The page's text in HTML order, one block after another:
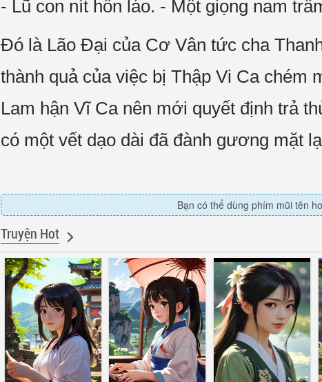
- Lũ con nít hỗn láo. - Một giọng nam
Đó là Lão Đại của Cơ Vân tức cha
thành quả của việc bị Thập Vi Ca chém
Lam hận Vĩ Ca nên mới quyết định trả
có một vết dạo dài đã đành gương mặt
Bạn có thể dùng phím mũi tên
Truyện Hot